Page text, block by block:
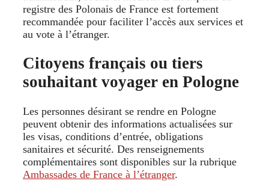
registre des Polonais de France est fortement
recommandée pour faciliter l’accès aux services et
au vote à l’étranger.
Citoyens français ou tiers
souhaitant voyager en Pologne
Les personnes désirant se rendre en Pologne
peuvent obtenir des informations actualisées sur
les visas, conditions d’entrée, obligations
sanitaires et sécurité. Des renseignements
complémentaires sont disponibles sur la rubrique
Ambassades de France à l’étranger.